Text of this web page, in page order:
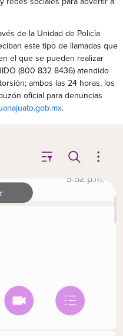
redes sociales para advertir a
de la Unidad de Policía
este tipo de llamadas que
el que se pueden realizar
(800 832 8436) atendido
ambos las 24 horas, los
oficial para denuncias
.